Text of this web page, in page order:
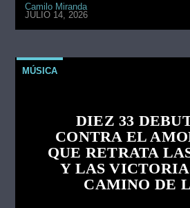
Camilo Miranda
JULIO 14, 2026
MÚSICA
DIEZ 33
CONTRA EL
QUE RETRATA
Y LAS
CAMINO DE